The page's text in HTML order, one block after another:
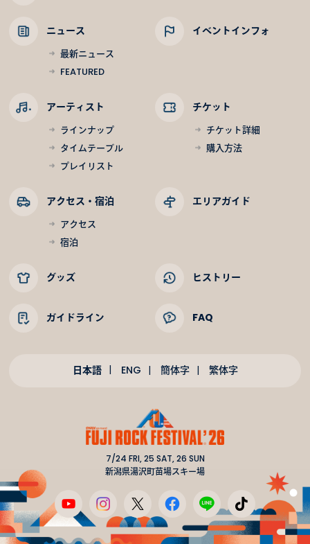
ニュース
最新ニュース
FEATURED
イベントインフォ
アーティスト
ラインナップ
タイムテーブル
プレイリスト
チケット
チケット詳細
購入方法
アクセス・宿泊
アクセス
宿泊
エリアガイド
グッズ ヒストリー
ガイドライン FAQ
日本語 ENG 簡体字 繁体字
7/24 FRI, 25 SAT, 26 SUN
新潟県湯沢町苗場スキー場